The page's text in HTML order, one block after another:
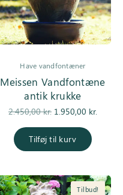
Have vandfontæner
Meissen Vandfontæne
antik krukke
2.450,00kr.
Den
pris var:
2.450,00 kr..
1.950,00 kr.
Tilføj til kurv
Tilbud!